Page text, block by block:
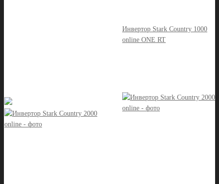
Инвертор Stark Country 1000
online ONE RT